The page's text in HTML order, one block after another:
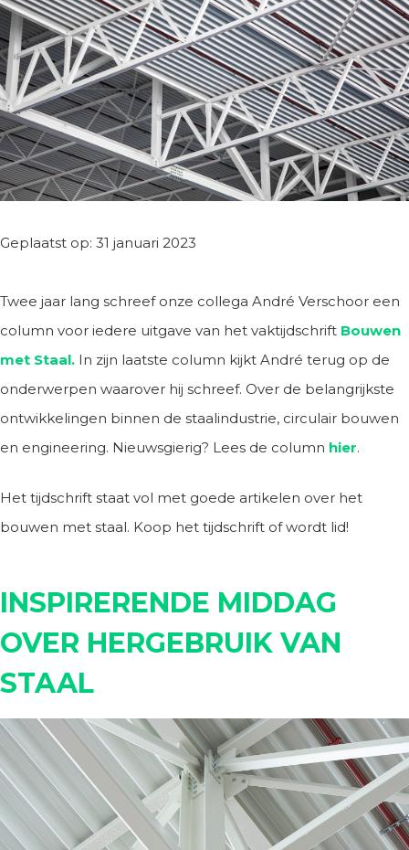
Geplaatst op: 31 januari 2023
Twee jaar lang schreef onze collega André Verschoor een
column voor iedere uitgave van het vaktijdschrift Bouwen
met Staal. In zijn laatste column kijkt André terug op de
onderwerpen waarover hij schreef. Over de belangrijkste
ontwikkelingen binnen de staalindustrie, circulair bouwen
en engineering. Nieuwsgierig? Lees de column hier.
Het tijdschrift staat vol met goede artikelen over het
bouwen met staal. Koop het tijdschrift of wordt lid!
INSPIRERENDE MIDDAG
OVER HERGEBRUIK VAN
STAAL